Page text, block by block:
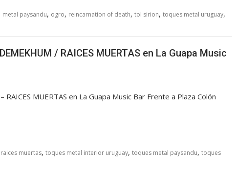
metal paysandu, ogro, reincarnation of death, tol sirion, toques metal uruguay,
/ RAICES MUERTAS en La Guapa Music
RAICES MUERTAS en La Guapa Music Bar Frente a Plaza Colón
raices muertas, toques metal interior uruguay, toques metal paysandu, toques